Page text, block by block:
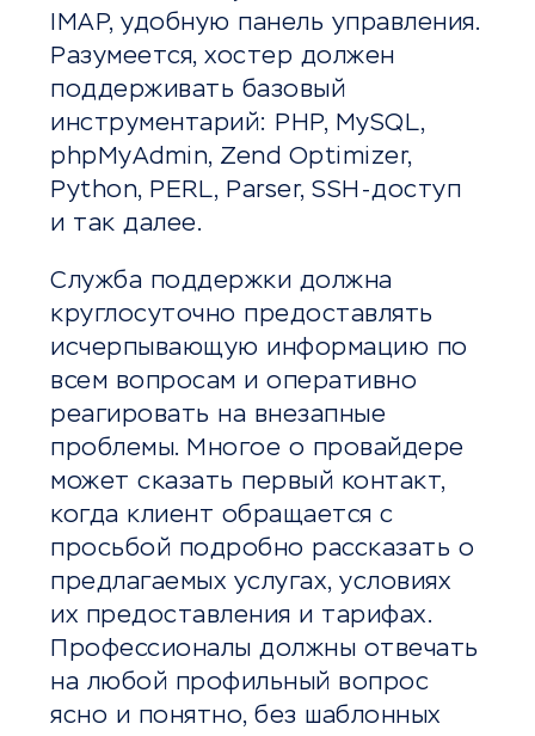
IMAP, удобную панель управления.
Разумеется, хостер должен
поддерживать базовый
инструментарий: PHP, MySQL,
phpMyAdmin, Zend Optimizer,
Python, PERL, Parser, SSH-доступ
и так далее.
Служба поддержки должна
круглосуточно предоставлять
исчерпывающую информацию по
всем вопросам и оперативно
реагировать на внезапные
проблемы. Многое о провайдере
может сказать первый контакт,
когда клиент обращается с
просьбой подробно рассказать о
предлагаемых услугах, условиях
их предоставления и тарифах.
Профессионалы должны отвечать
на любой профильный вопрос
ясно и понятно, без шаблонных